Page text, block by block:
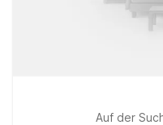
Auf der